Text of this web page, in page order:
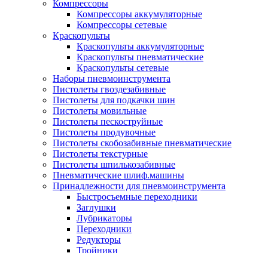
Компрессоры
Компрессоры аккумуляторные
Компрессоры сетевые
Краскопульты
Краскопульты аккумуляторные
Краскопульты пневматические
Краскопульты сетевые
Наборы пневмоинструмента
Пистолеты гвоздезабивные
Пистолеты для подкачки шин
Пистолеты мовильные
Пистолеты пескоструйные
Пистолеты продувочные
Пистолеты скобозабивные пневматические
Пистолеты текстурные
Пистолеты шпилькозабивные
Пневматические шлиф.машины
Принадлежности для пневмоинструмента
Быстросъемные переходники
Заглушки
Лубрикаторы
Переходники
Редукторы
Тройники